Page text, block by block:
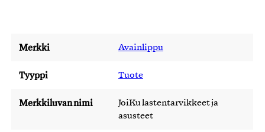
Merkki Avainlippu
Tyyppi Tuote
Merkkiluvan nimi
JoiKu lastentarvikkeet ja
asusteet